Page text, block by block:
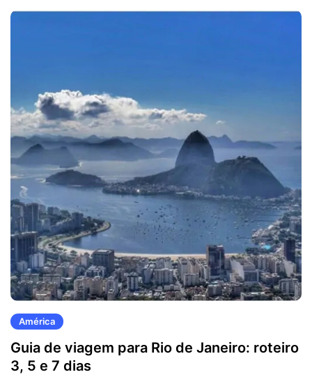
América
Guia de viagem para Rio de Janeiro: roteiro
3, 5 e 7 dias